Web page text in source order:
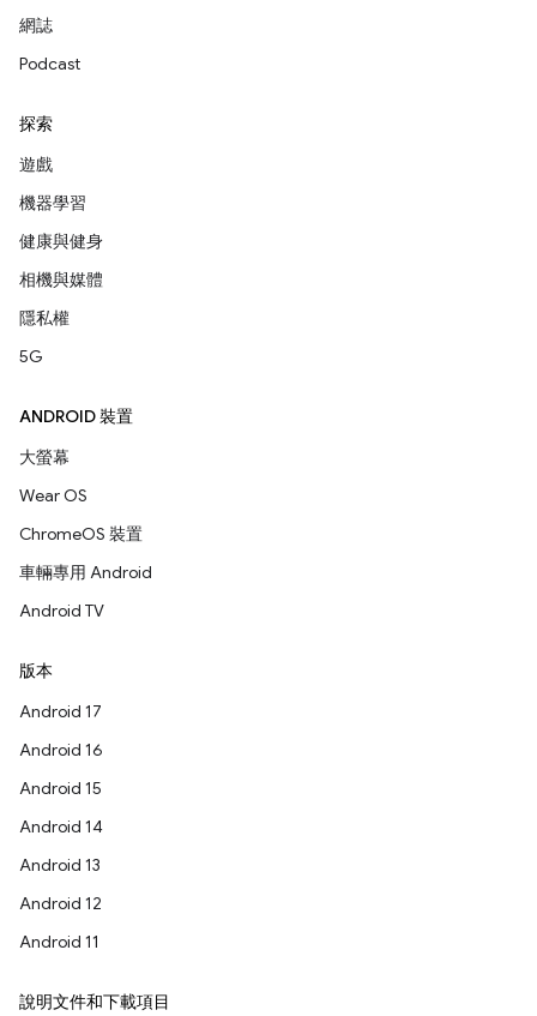
網誌
Podcast
探索
遊戲
機器學習
健康與健身
相機與媒體
隱私權
5G
ANDROID 裝置
大螢幕
Wear OS
ChromeOS 裝置
車輛專用 Android
Android TV
版本
Android 17
Android 16
Android 15
Android 14
Android 13
Android 12
Android 11
說明文件和下載項目